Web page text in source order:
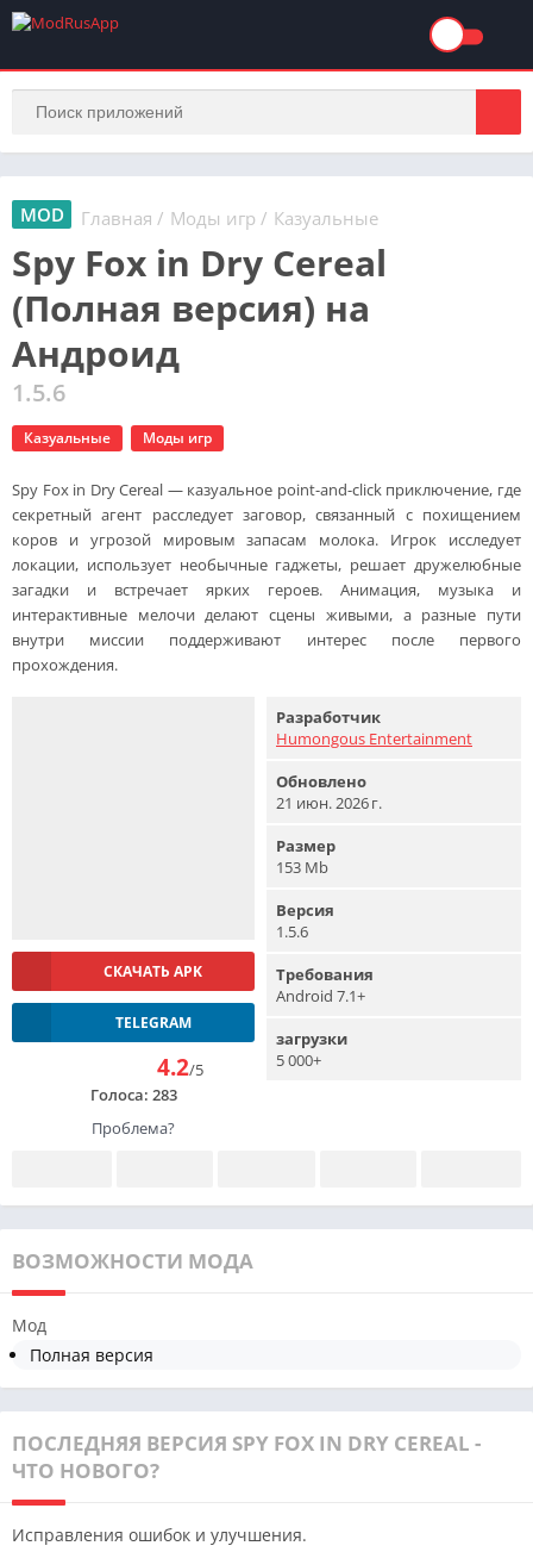
MOD Главная / Моды игр / Казуальные
Spy Fox in Dry Cereal
(Полная версия) на
Андроид
1.5.6
Казуальные Моды игр
Spy Fox in Dry Cereal — казуальное point-and-click приключение, где
секретный агент расследует заговор, связанный с похищением
коров и угрозой мировым запасам молока. Игрок исследует
локации, использует необычные гаджеты, решает дружелюбные
загадки и встречает ярких героев. Анимация, музыка и
интерактивные мелочи делают сцены живыми, а разные пути
внутри миссии поддерживают интерес после первого
прохождения.
СКАЧАТЬ APK
TELEGRAM
4.2/5
Голоса: 283
Проблема?
Разработчик
Humongous Entertainment
Обновлено
21 июн. 2026 г.
Размер
153 Mb
Версия
1.5.6
Требования
Android 7.1+
загрузки
5 000+
ВОЗМОЖНОСТИ МОДА
Мод
Полная версия
ПОСЛЕДНЯЯ ВЕРСИЯ SPY FOX IN DRY CEREAL -
ЧТО НОВОГО?
Исправления ошибок и улучшения.